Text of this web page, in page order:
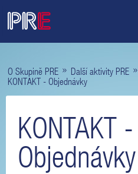
O Skupině PRE » Další aktivity PRE »
KONTAKT - Objednávky
KONTAKT -
Objednávky